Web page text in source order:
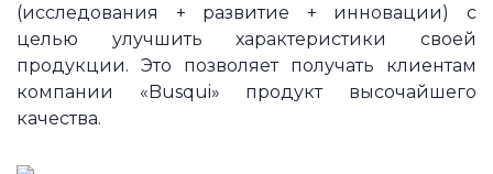
(исследования + развитие + инновации) с
целью улучшить характеристики своей
продукции. Это позволяет получать клиентам
компании «Busqui» продукт высочайшего
качества.